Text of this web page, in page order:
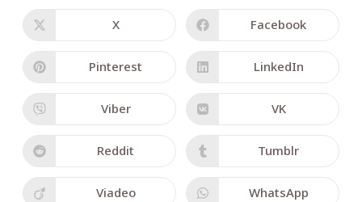
X Facebook
Pinterest LinkedIn
Viber VK
Reddit Tumblr
Viadeo WhatsApp